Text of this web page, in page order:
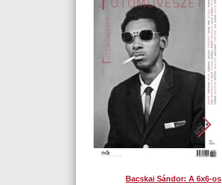
Bacskai Sándor: A 6x6-os